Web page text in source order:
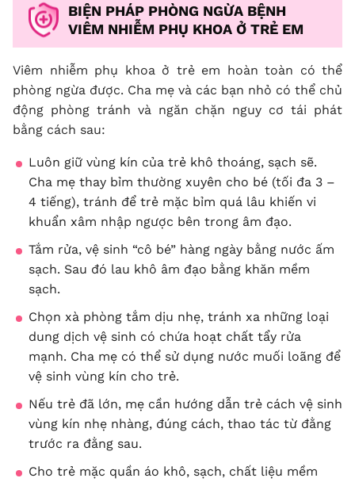
BIỆN PHÁP PHÒNG NGỪA BỆNH
VIÊM NHIỄM PHỤ KHOA Ở TRẺ EM
Viêm nhiễm phụ khoa ở trẻ em hoàn toàn có thể
phòng ngừa được. Cha mẹ và các bạn nhỏ có thể chủ
động phòng tránh và ngăn chặn nguy cơ tái phát
bằng cách sau:
Luôn giữ vùng kín của trẻ khô thoáng, sạch sẽ.
Cha mẹ thay bỉm thường xuyên cho bé (tối đa 3 –
4 tiếng), tránh để trẻ mặc bỉm quá lâu khiến vi
khuẩn xâm nhập ngược bên trong âm đạo.
Tắm rửa, vệ sinh “cô bé” hàng ngày bằng nước ấm
sạch. Sau đó lau khô âm đạo bằng khăn mềm
sạch.
Chọn xà phòng tắm dịu nhẹ, tránh xa những loại
dung dịch vệ sinh có chứa hoạt chất tẩy rửa
mạnh. Cha mẹ có thể sử dụng nước muối loãng để
vệ sinh vùng kín cho trẻ.
Nếu trẻ đã lớn, mẹ cần hướng dẫn trẻ cách vệ sinh
vùng kín nhẹ nhàng, đúng cách, thao tác từ đằng
trước ra đằng sau.
Cho trẻ mặc quần áo khô, sạch, chất liệu mềm